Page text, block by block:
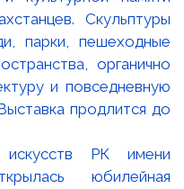
РК имени
юбилейная